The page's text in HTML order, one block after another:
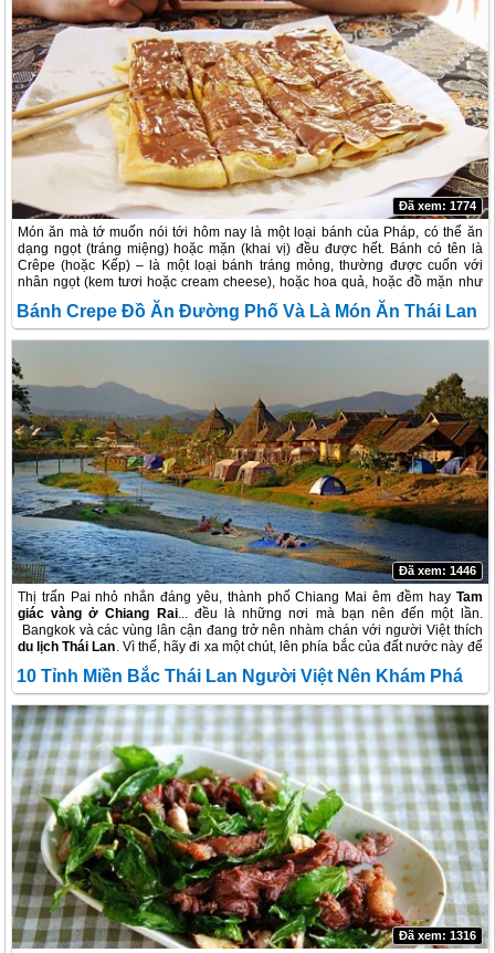
Món ăn mà tớ muốn nói tới hôm nay là một loại bánh của Pháp, có thể ăn
dạng ngọt (tráng miệng) hoặc mặn (khai vị) đều được hết. Bánh có tên là
Crêpe (hoặc Kếp) – là một loại bánh tráng mỏng, thường được cuốn với
nhân ngọt (kem tươi hoặc cream cheese), hoặc hoa quả, hoặc đồ mặn như
xúc xích, thịt nguội (ham) etc. Thậm chí bánh crêpe ngon tới mức có người
chỉ cần cuốn vỏ bánh lại, tưới thêm một ít mật ong hay si-rô là đã thấy ngon
rồi ý.
Đã xem: 1774
Bánh Crepe Đồ Ăn Đường Phố Và Là Món Ăn Thái Lan
Không Nên Bỏ Qua
Thị trấn Pai nhỏ nhắn đáng yêu, thành phố Chiang Mai êm đềm hay Tam
giác vàng ở Chiang Rai... đều là những nơi mà bạn nên đến một lần.
Bangkok và các vùng lân cận đang trở nên nhàm chán với người Việt thích
du lịch Thái Lan. Vì thế, hãy đi xa một chút, lên phía bắc của đất nước này để
tìm hiểu thêm nhiều điều thú vị. 10 địa danh dưới đây sẽ là những gợi ý
không tồi cho bạn. Việc đi lại rất dễ dàng và chi phí cũng phù hợp với hầu hết
mọi người.
Đã xem: 1446
10 Tỉnh Miền Bắc Thái Lan Người Việt Nên Khám Phá
Đã xem: 1316